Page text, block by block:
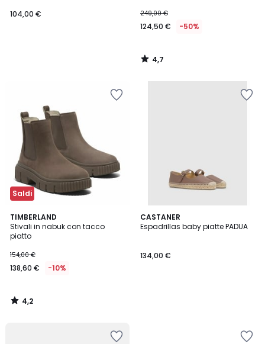
104,00 €
249,00 €
124,50 € -50%
4,7
/
Saldi
TIMBERLAND
Stivali in nabuk con tacco
piatto
154,00 €
138,60 € -10%
4,2
/ 5
4,2
/
CASTANER
Espadrillas baby piatte PADUA
134,00 €